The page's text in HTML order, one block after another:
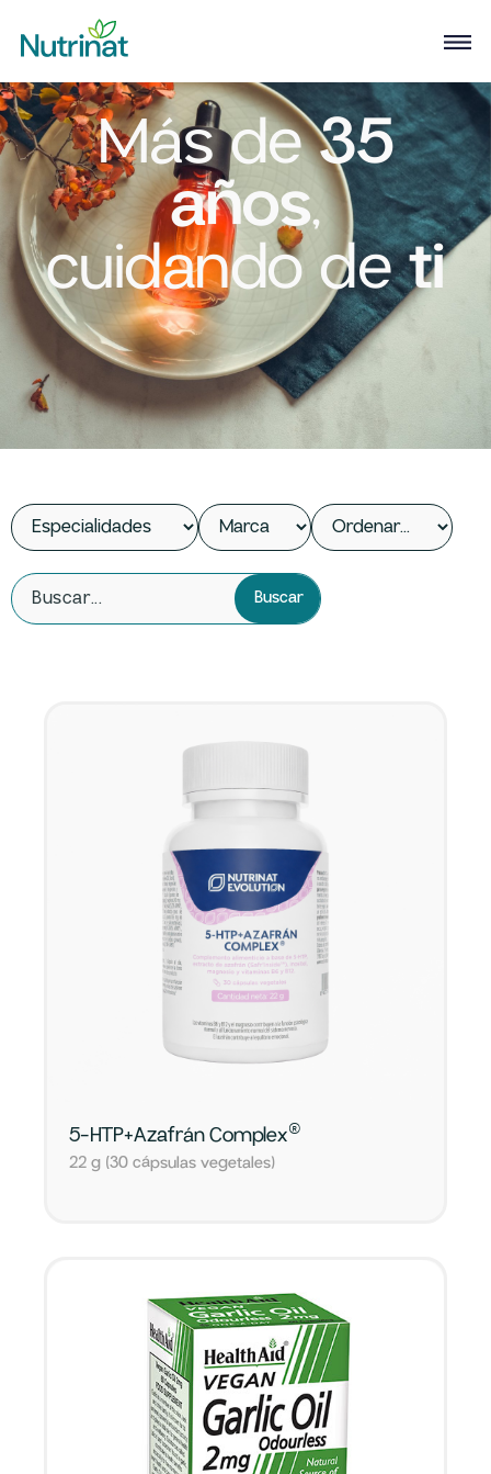
Más de35
años,
cuidando deti
Buscar
5-HTP+Azafrán Complex®
22 g (30 cápsulas vegetales)